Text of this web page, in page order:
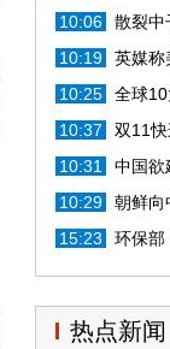
货名额很快被
10:06
散裂中
超级显微镜国
10:19
英媒称
国恐难如愿
10:25
全球
6席:内需强劲
10:37
双11快
高月薪9000元
10:31
中国欲
防部:不值一驳
10:29
朝鲜向
转?外交部回应
15:23
环保部
轻污染改善到
热点新闻